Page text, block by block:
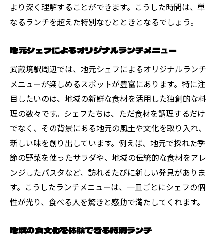
より深く理解することができます。こうした時間は、単
なるランチを超えた特別なひとときとなるでしょう。
地元シェフによるオリジナルランチメニュー
武蔵境駅周辺では、地元シェフによるオリジナルランチ
メニューが楽しめるスポットが豊富にあります。特に注
目したいのは、地域の新鮮な食材を活用した独創的な料
理の数々です。シェフたちは、ただ食材を調理するだけ
でなく、その背景にある地元の風土や文化を取り入れ、
新しい味を創り出しています。例えば、地元で採れた季
節の野菜を使ったサラダや、地域の伝統的な食材をアレ
ンジしたパスタなど、訪れるたびに新しい発見がありま
す。こうしたランチメニューは、一皿ごとにシェフの個
性が光り、食べる人を驚きと感動で満たしてくれます。
地域の食文化を体験できる特別ランチ